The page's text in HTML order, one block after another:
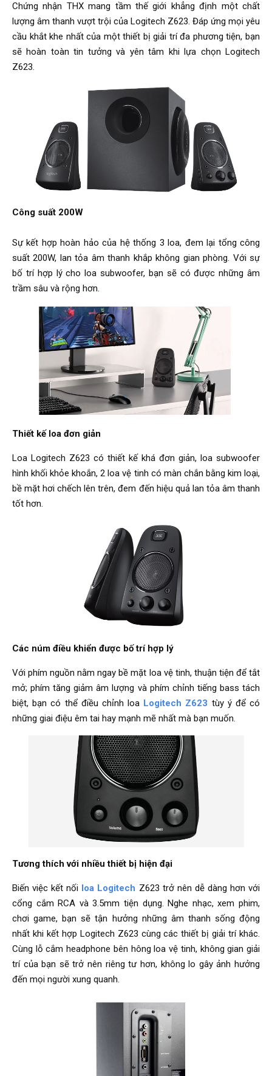
Chứng nhận THX mang tầm thế giới khẳng định một chất
lượng âm thanh vượt trội của Logitech Z623. Đáp ứng mọi yêu
cầu khắt khe nhất của một thiết bị giải trí đa phương tiện, bạn
sẽ hoàn toàn tin tưởng và yên tâm khi lựa chọn Logitech
Z623.
Công suất 200W
Sự kết hợp hoàn hảo của hệ thống 3 loa, đem lại tổng công
suất 200W, lan tỏa âm thanh khắp không gian phòng. Với sự
bố trí hợp lý cho loa subwoofer, bạn sẽ có được những âm
trầm sâu và rộng hơn.
Thiết kế loa đơn giản
Loa Logitech Z623 có thiết kế khá đơn giản, loa subwoofer
hình khối khỏe khoắn, 2 loa vệ tinh có màn chắn bằng kim loại,
bề mặt hơi chếch lên trên, đem đến hiệu quả lan tỏa âm thanh
tốt hơn.
Các núm điều khiển được bố trí hợp lý
Với phím nguồn nằm ngay bề mặt loa vệ tinh, thuận tiện để tắt
mở; phím tăng giảm âm lượng và phím chỉnh tiếng bass tách
biệt, bạn có thể điều chỉnh loa Logitech Z623 tùy ý để có
những giai điệu êm tai hay mạnh mẽ nhất mà bạn muốn.
Tương thích với nhiều thiết bị hiện đại
Biến việc kết nối loa Logitech Z623 trở nên dễ dàng hơn với
cổng cắm RCA và 3.5mm tiện dụng. Nghe nhạc, xem phim,
chơi game, bạn sẽ tận hưởng những âm thanh sống động
nhất khi kết hợp Logitech Z623 cùng các thiết bị giải trí khác.
Cùng lỗ cắm headphone bên hông loa vệ tinh, không gian giải
trí của bạn sẽ trở nên riêng tư hơn, không lo gây ảnh hưởng
đến mọi người xung quanh.